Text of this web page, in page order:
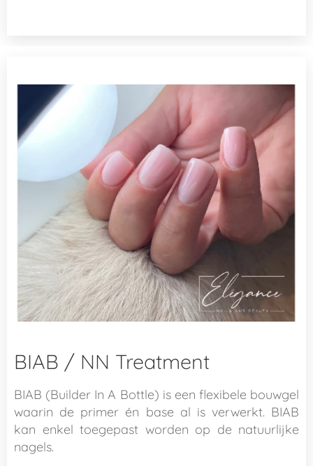
BIAB / NN Treatment
BIAB (Builder In A Bottle) is een flexibele bouwgel
waarin de primer én base al is verwerkt. BIAB
kan enkel toegepast worden op de natuurlijke
nagels.